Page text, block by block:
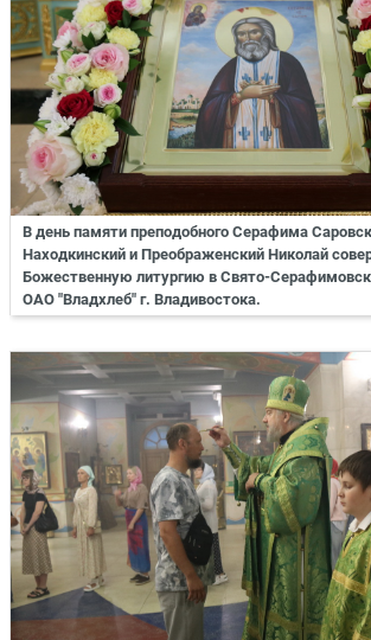
В день памяти преподобного Серафима
Находкинский и Преображенский Николай
Божественную литургию в Свято-
ОАО "Владхлеб" г. Владивостока.